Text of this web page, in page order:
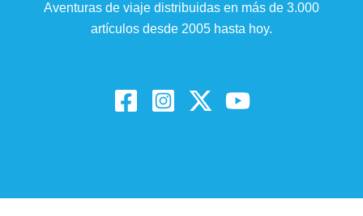
Aventuras de viaje distribuidas en más de 3.000
artículos desde 2005 hasta hoy.